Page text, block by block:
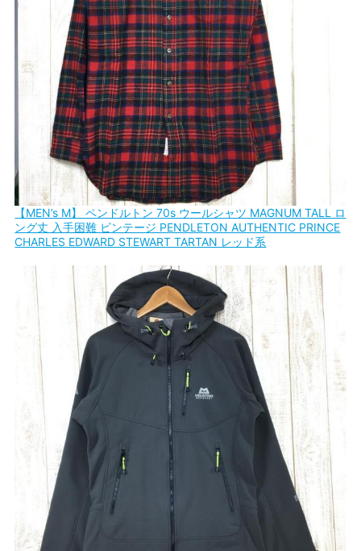
【MEN’s M】 ペンドルトン 70s ウールシャツ MAGNUM TALL ロ
ング丈 入手困難 ビンテージ PENDLETON AUTHENTIC PRINCE
CHARLES EDWARD STEWART TARTAN レッド系